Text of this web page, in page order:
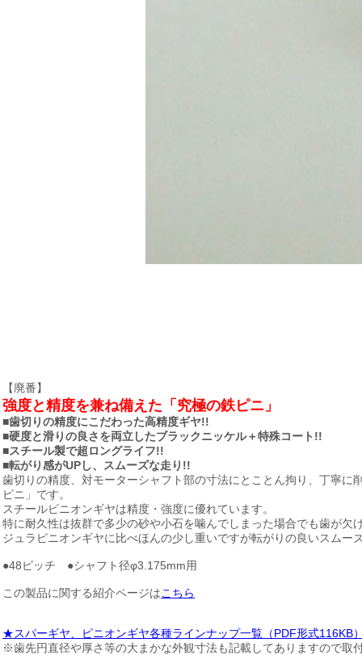
【廃番】
強度と精度を兼ね備えた「究極の鉄ピニ」
■歯切りの精度にこだわった高精度ギヤ!!
■硬度と滑りの良さを両立したブラックニッケル＋特殊コート!!
■スチール製で超ロングライフ!!
■転がり感がUPし、スムーズな走り!!
歯切りの精度、対モーターシャフト部の寸法にとことん拘り、丁寧
ピニ」です。
スチールピニオンギヤは精度・強度に優れています。
特に耐久性は抜群で多少の砂や小石を噛んでしまった場合でも歯が欠
ジュラピニオンギヤに比べほんの少し重いですが転がりの良いスムー
●48ピッチ ●シャフト径φ3.175mm用
この製品に関する紹介ページはこちら
★スパーギヤ、ピニオンギヤ各種ラインナップ一覧（PDF形式116KB
※歯先円直径や厚さ等の大まかな外観寸法も記載してありますので取